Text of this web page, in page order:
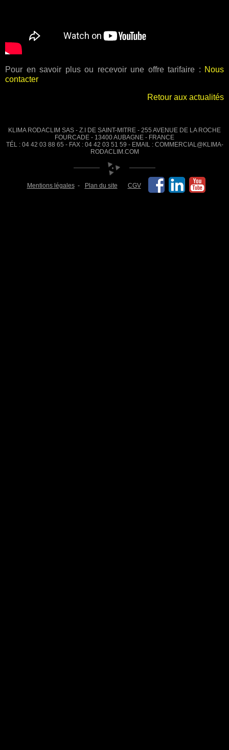
Pour en savoir plus ou recevoir une offre tarifaire : Nous
contacter
Retour aux actualités
KLIMA RODACLIM SAS - Z.I DE SAINT-MITRE - 255 AVENUE DE LA ROCHE
FOURCADE - 13400 AUBAGNE - FRANCE
TÉL : 04 42 03 88 65 - FAX : 04 42 03 51 59 - EMAIL : COMMERCIAL@KLIMA-
RODACLIM.COM
Mentions légales Plan du site CGV